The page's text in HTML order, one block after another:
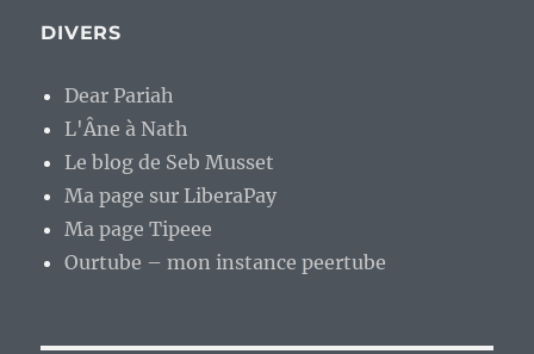
DIVERS
Dear Pariah
L'Âne à Nath
Le blog de Seb Musset
Ma page sur LiberaPay
Ma page Tipeee
Ourtube – mon instance peertube